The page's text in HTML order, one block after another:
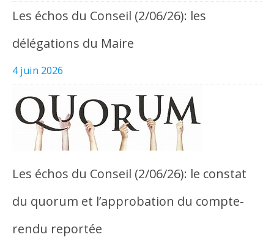
Les échos du Conseil (2/06/26): les
délégations du Maire
4 juin 2026
Les échos du Conseil (2/06/26): le constat
du quorum et l’approbation du compte-
rendu reportée